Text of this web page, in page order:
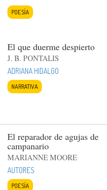
POESÍA
El que duerme despierto
J. B. PONTALIS
ADRIANA HIDALGO
NARRATIVA
El reparador de agujas de
campanario
MARIANNE MOORE
AUTORES
POESÍA